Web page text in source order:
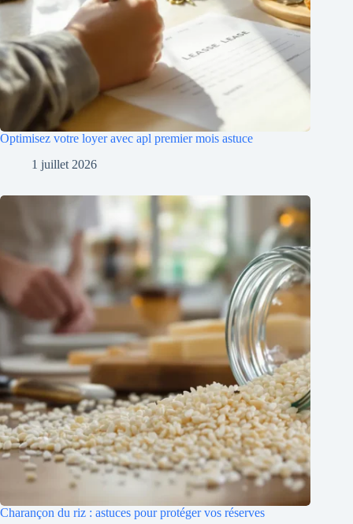
Optimisez votre loyer avec apl premier mois astuce
1 juillet 2026
Charançon du riz : astuces pour protéger vos réserves